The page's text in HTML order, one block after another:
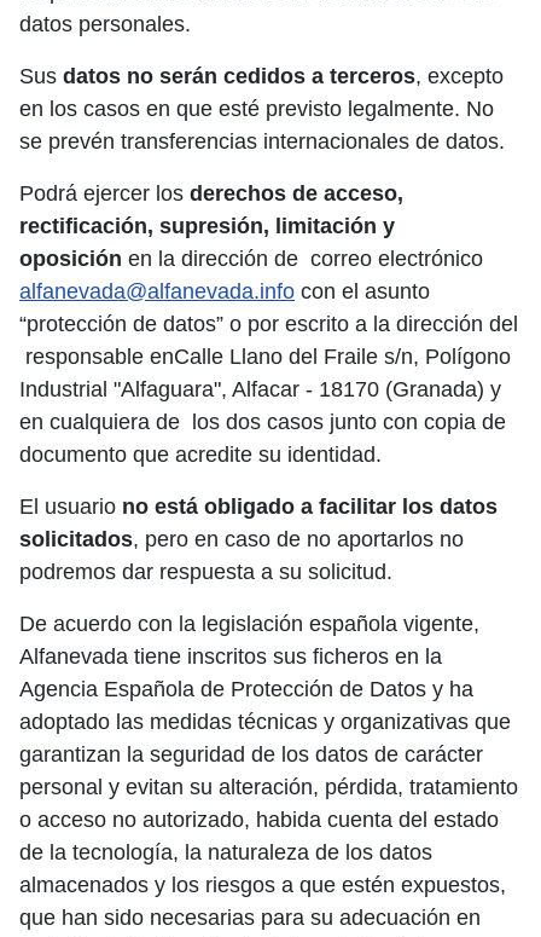
datos personales.
Sus datos no serán cedidos a terceros, excepto
en los casos en que esté previsto legalmente. No
se prevén transferencias internacionales de datos.
Podrá ejercer los derechos de acceso,
rectificación, supresión, limitación y
oposición en la dirección de correo electrónico
alfanevada@alfanevada.info con el asunto
“protección de datos” o por escrito a la dirección del
responsable enCalle Llano del Fraile s/n, Polígono
Industrial "Alfaguara", Alfacar - 18170 (Granada) y
en cualquiera de los dos casos junto con copia de
documento que acredite su identidad.
El usuario no está obligado a facilitar los datos
solicitados, pero en caso de no aportarlos no
podremos dar respuesta a su solicitud.
De acuerdo con la legislación española vigente,
Alfanevada tiene inscritos sus ficheros en la
Agencia Española de Protección de Datos y ha
adoptado las medidas técnicas y organizativas que
garantizan la seguridad de los datos de carácter
personal y evitan su alteración, pérdida, tratamiento
o acceso no autorizado, habida cuenta del estado
de la tecnología, la naturaleza de los datos
almacenados y los riesgos a que estén expuestos,
que han sido necesarias para su adecuación en